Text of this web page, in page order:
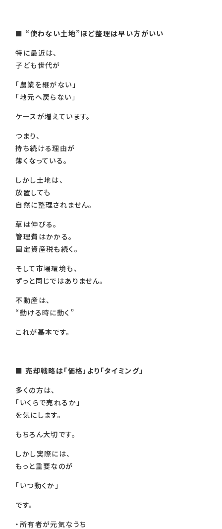
■ “使わない土地”ほど整理は早い方がいい
特に最近は、
子ども世代が
「農業を継がない」
「地元へ戻らない」
ケースが増えています。
つまり、
持ち続ける理由が
薄くなっている。
しかし土地は、
放置しても
自然に整理されません。
草は伸びる。
管理費はかかる。
固定資産税も続く。
そして市場環境も、
ずっと同じではありません。
不動産は、
“動ける時に動く”
これが基本です。
■売却戦略は「価格」より「タイミング」
多くの方は、
「いくらで売れるか」
を気にします。
もちろん大切です。
しかし実際には、
もっと重要なのが
「いつ動くか」
です。
・所有者が元気なうち